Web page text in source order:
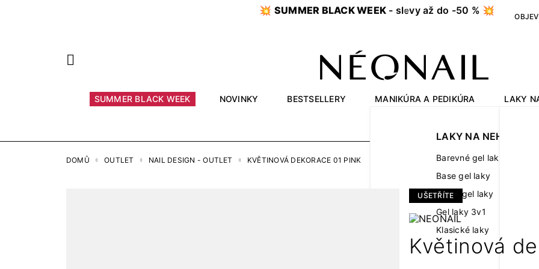
💥 SUMMER BLACK WEEK - slevy až do -50 % 💥 OBJEV
SUMMER BLACK WEEK NOVINKY BESTSELLERY MANIKÚRA A PEDIKÚRA
LAKY NA NEHTY
Barevné gel laky
Base gel laky
Finish gel laky
Gel laky 3v1
Klasické laky
LAKY
DOMŮ OUTLET NAIL DESIGN - OUTLET KVĚTINOVÁ DEKORACE 01 PINK
UŠETŘÍTE
Květinová